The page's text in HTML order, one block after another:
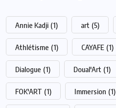
Annie Kadji (1) art (5)
Athlétisme (1) CAYAFE (1)
Dialogue (1) Doual'Art (1)
FOK'ART (1) Immersion (1)